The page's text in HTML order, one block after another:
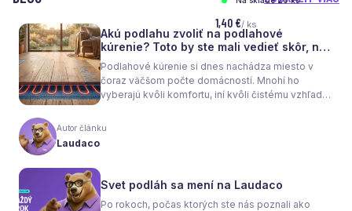
1,40 €/ ks
Akú podlahu zvoliť na podlahové
kúrenie? Toto by ste mali vedieť skôr, než
sa rozhodnete
Podlahové kúrenie si dnes nachádza miesto v
čoraz väčšom počte domácností. Mnohí ho
vyberajú kvôli komfortu, iní kvôli čistému vzhľadu
nielen na pocit tepla v miestnosti, ale aj na
spotrebu energie a celkové fungovanie kúrenia.
Autor článku
Laudaco
Svet podláh sa mení na Laudaco
Po rokoch, počas ktorých ste nás poznali ako